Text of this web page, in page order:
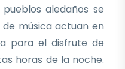
aledaños se
música actuan en
para el disfrute de
horas de la noche.